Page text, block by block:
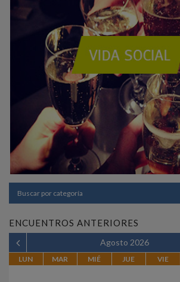
ENCUENTROS ANTERIORES
Agosto 2026
LUN MAR MIÉ JUE VIE